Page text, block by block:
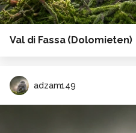
Val di Fassa (Dolomieten)
adzam149